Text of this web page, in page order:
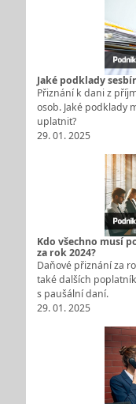
Jaké podklady
Přiznání k dani z
osob. Jaké podklady
uplatnit?
29. 01. 2025
Kdo všechno musí
za rok 2024?
Daňové přiznání za
také dalších
s paušální daní.
29. 01. 2025